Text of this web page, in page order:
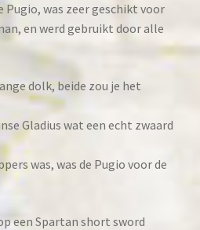
Pugio, was zeer geschikt voor
en werd gebruikt door alle
dolk, beide zou je het
Gladius wat een echt zwaard
was, was de Pugio voor de
een Spartan short sword